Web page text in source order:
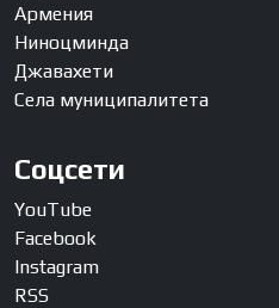
Армения
Ниноцминда
Джавахети
Села муниципалитета
Соцсети
YouTube
Facebook
Instagram
RSS